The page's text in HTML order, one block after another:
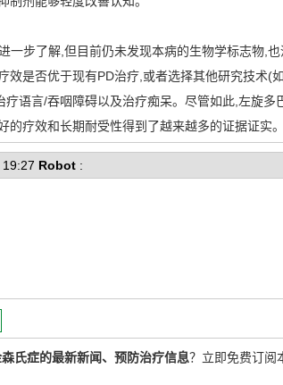
一步了解,但目前仍未发现本病的生物学标志物,
效是否优于现有PD治疗,或者选择其他研究技术(
疗语言/吞咽障碍以及治疗痴呆。尽管如此,左旋
的疗效和长期耐受性得到了越来越多的证据证实。
Robot :
氏症的最新新闻、预防治疗信息？立即免费订阅